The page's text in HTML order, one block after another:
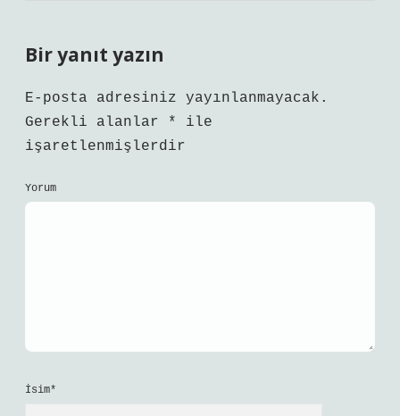
Bir yanıt yazın
E-posta adresiniz yayınlanmayacak.
Gerekli alanlar
*
ile
işaretlenmişlerdir
Yorum
İsim*